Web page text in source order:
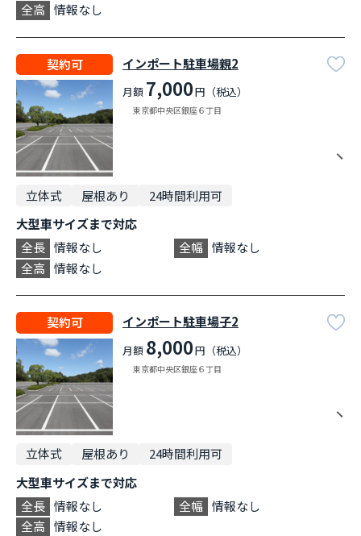
全高 情報なし
契約可 インポート駐車場親2
月額 7,000円（税込）
東京都中央区銀座６丁目
立体式 屋根あり
24時間利用可
大型車サイズまで対応
全長 情報なし 全幅 情報なし
全高 情報なし
契約可 インポート駐車場子2
月額 8,000円（税込）
東京都中央区銀座６丁目
立体式 屋根あり
24時間利用可
大型車サイズまで対応
全長 情報なし 全幅 情報なし
全高 情報なし